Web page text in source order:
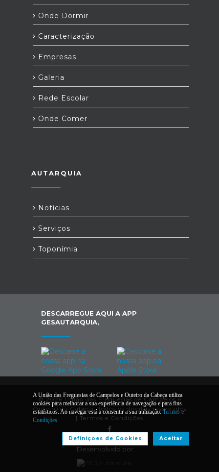
Onde Dormir
Caracterização
Empresas
Galeria
Rede Escolar
Onde Comer
AUTARQUIA
Notícias
Serviços
Toponímia
DESCARREGUE AQUI A APP
GESAUTARQUIA,
© 2026 União das Freguesias de Campelos e
Outeiro da Cabeça. Todos os direitos reservados
| Termos e Condições
Desenvolvido por:
A União das Freguesias de Campelos e Outeiro da Cabeça utiliza
cookies para melhorar a sua experiência de navegação e para fins
estatísticos. Ao navegar está a consentir a sua utilização.Termos e
Condições
Aceitar
Definiçoes de Cookies